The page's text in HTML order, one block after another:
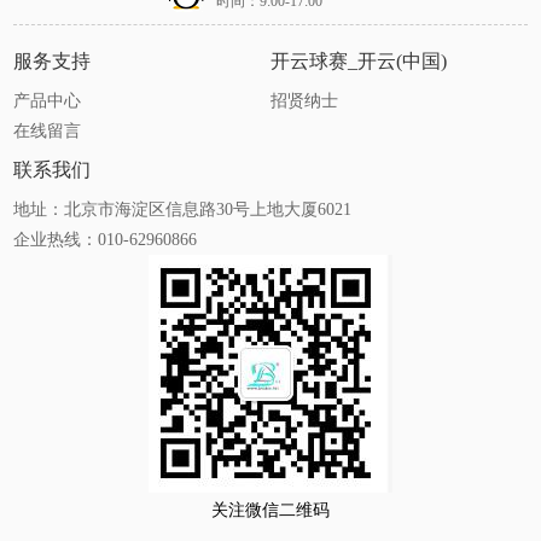
服务支持
产品中心
在线留言
开云球赛_开云(中国)
招贤纳士
联系我们
地址：北京市海淀区信息路30号上地大厦6021
企业热线：010-62960866
关注微信二维码